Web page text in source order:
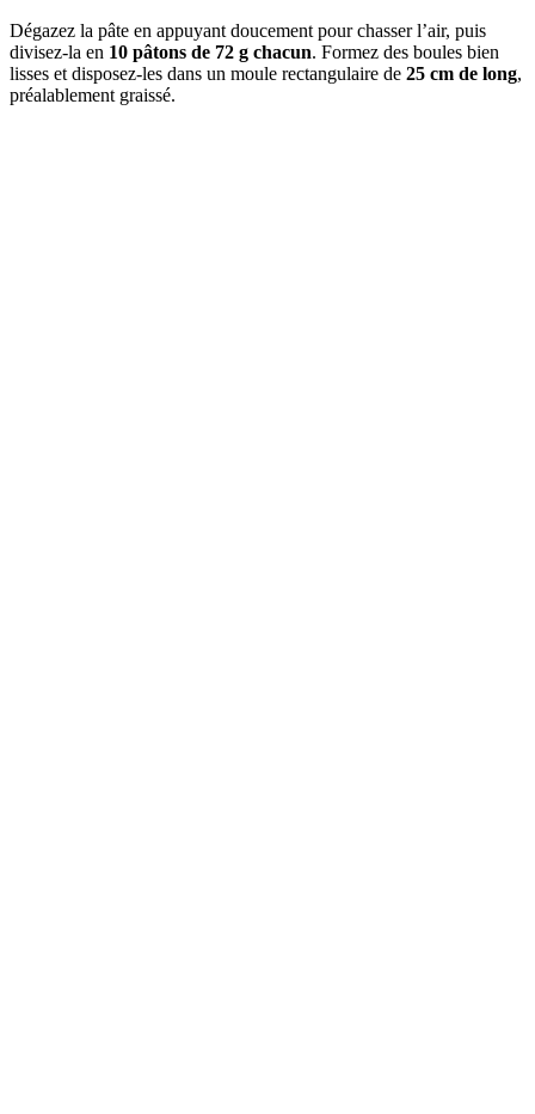
Dégazez la pâte en appuyant doucement pour chasser l’air, puis
divisez-la en 10 pâtons de 72 g chacun. Formez des boules bien
lisses et disposez-les dans un moule rectangulaire de 25 cm de long,
préalablement graissé.